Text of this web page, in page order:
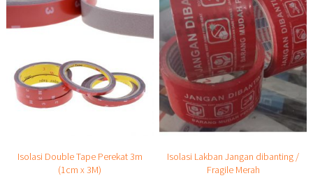
Isolasi Double Tape Perekat 3m
(1cm x 3M)
Isolasi Lakban Jangan dibanting /
Fragile Merah